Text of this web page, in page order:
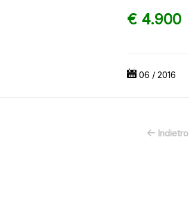
€ 4.900
06 / 2016
Indietro